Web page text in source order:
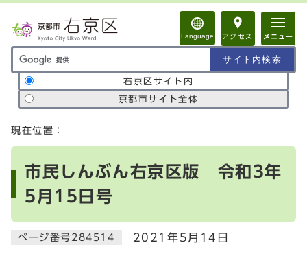
Language アクセス メニュー
サイト内検索の範囲
右京区サイト内
京都市サイト全体
ここから本文です
現在位置：
市民しんぶん右京区版 令和3年
5月15日号
ページ番号284514 2021年5月14日